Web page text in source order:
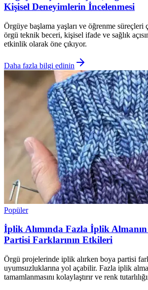
Kişisel Deneyimlerin İncelenmesi
Örgüye başlama yaşları ve öğrenme
örgü teknik beceri, kişisel ifade ve sağlık
etkinlik olarak öne çıkıyor.
Daha fazla bilgi edinin
Popüler
İplik Alımında Fazla İplik
Partisi Farklarının Etkileri
Örgü projelerinde iplik alırken boya partisi
uyumsuzluklarına yol açabilir. Fazla iplik
tamamlanmasını kolaylaştırır ve renk